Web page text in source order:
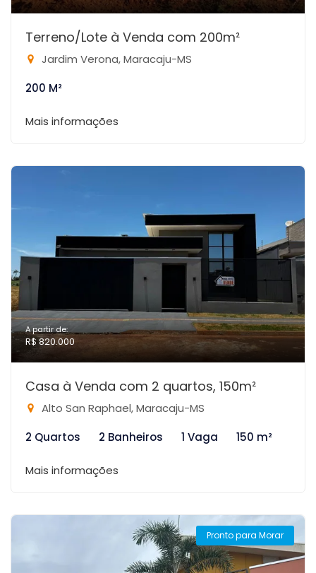
Terreno/Lote à Venda com 200m²
Jardim Verona, Maracaju-MS
200 M²
Mais informações
A partir de:
R$ 820.000
Casa à Venda com 2 quartos, 150m²
Alto San Raphael, Maracaju-MS
2 Quartos
2 Banheiros 1 Vaga 150 m²
Mais informações
Pronto para Morar